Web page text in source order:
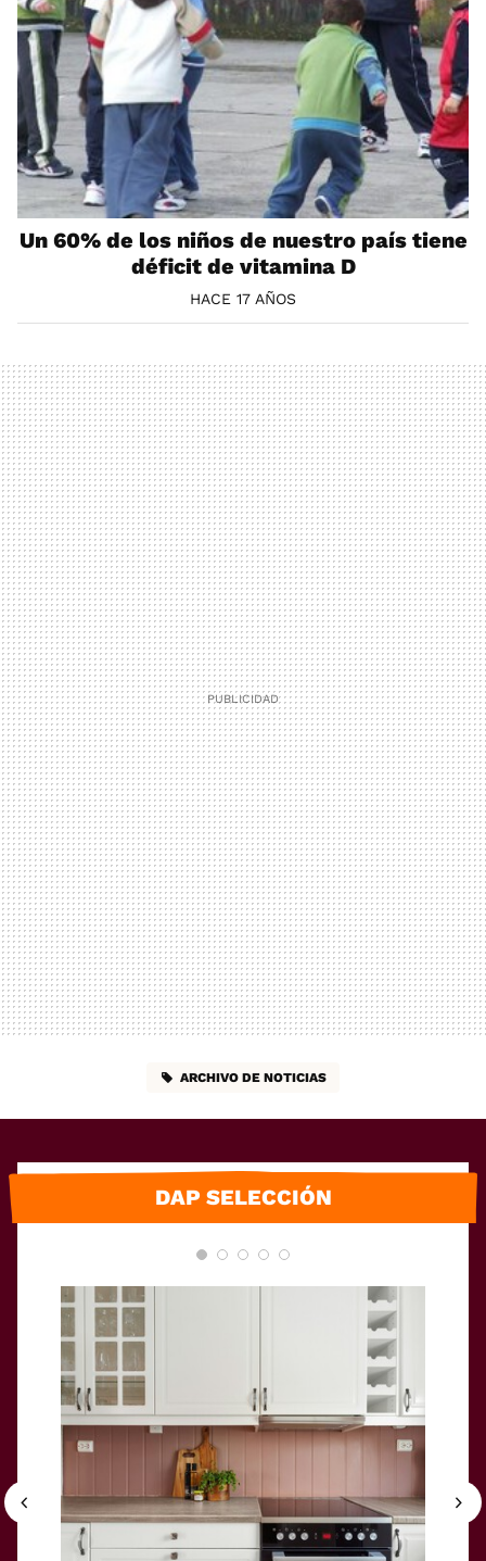
Un 60% de los niños de nuestro país tiene
déficit de vitamina D
HACE 17 AÑOS
ARCHIVO DE NOTICIAS
DAP SELECCIÓN